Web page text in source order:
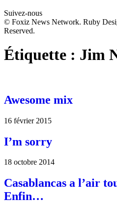
Suivez-nous
© Foxiz News Network. Ruby
Reserved.
Étiquette : Jim
Awesome mix
16 février 2015
I’m sorry
18 octobre 2014
Casablancas a l’air
Enfin…